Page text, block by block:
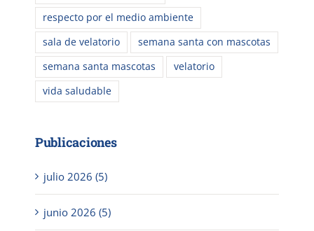
respecto por el medio ambiente
sala de velatorio
semana santa con mascotas
semana santa mascotas
velatorio
vida saludable
Publicaciones
julio 2026 (5)
junio 2026 (5)